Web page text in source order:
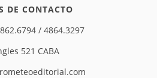
DE CONTACTO
/ 4864.3297
521 CABA